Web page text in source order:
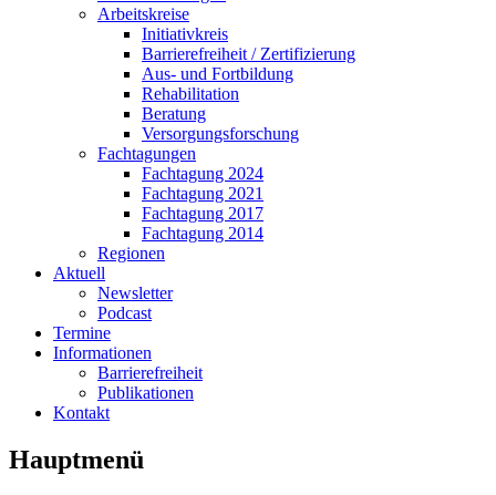
Arbeitskreise
Initiativkreis
Barrierefreiheit / Zertifizierung
Aus- und Fortbildung
Rehabilitation
Beratung
Versorgungsforschung
Fachtagungen
Fachtagung 2024
Fachtagung 2021
Fachtagung 2017
Fachtagung 2014
Regionen
Aktuell
Newsletter
Podcast
Termine
Informationen
Barrierefreiheit
Publikationen
Kontakt
Hauptmenü